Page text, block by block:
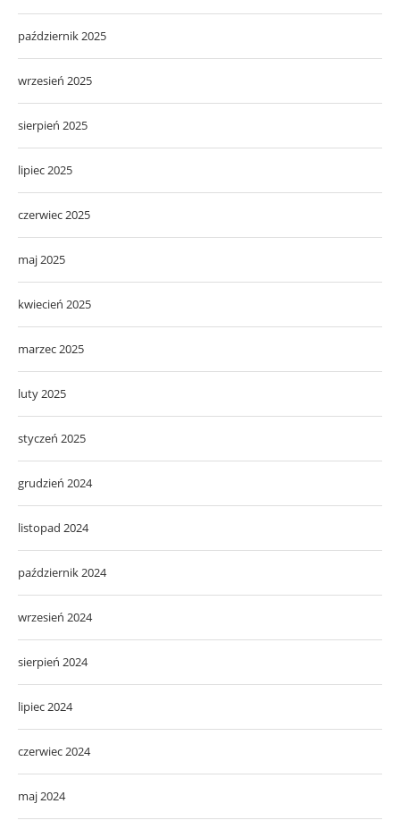
październik 2025
wrzesień 2025
sierpień 2025
lipiec 2025
czerwiec 2025
maj 2025
kwiecień 2025
marzec 2025
luty 2025
styczeń 2025
grudzień 2024
listopad 2024
październik 2024
wrzesień 2024
sierpień 2024
lipiec 2024
czerwiec 2024
maj 2024